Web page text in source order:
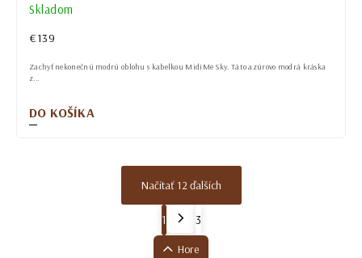
Skladom
€139
DO KOŠÍKA
Zachyť nekonečnú modrú oblohu s kabelkou MidiMe Sky. Táto azúrovo modrá kráska
z...
Načítať 12 ďalších
1 3
Hore